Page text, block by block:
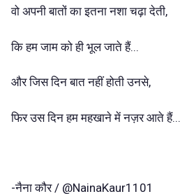
वो अपनी बातों का इतना नशा चढ़ा देती,
कि हम जाम को ही भूल जाते हैं...
और जिस दिन बात नहीं होती उनसे,
फिर उस दिन हम महखाने में नज़र आते हैं...
-नैना कौर / @NainaKaur1101